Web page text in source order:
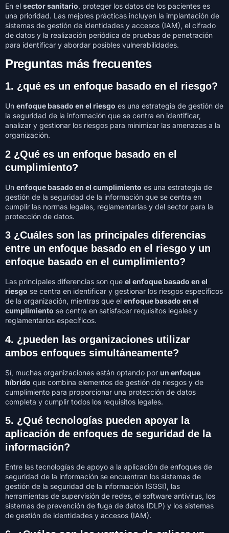
En el sector sanitario, proteger los datos de los pacientes es
una prioridad. Las mejores prácticas incluyen la implantación de
sistemas de gestión de identidades y accesos (IAM), el cifrado
de datos y la realización periódica de pruebas de penetración
para identificar y abordar posibles vulnerabilidades.
Preguntas más frecuentes
1. ¿qué es un enfoque basado en el riesgo?
Un enfoque basado en el riesgo es una estrategia de gestión de
la seguridad de la información que se centra en identificar,
analizar y gestionar los riesgos para minimizar las amenazas a la
organización.
2 ¿Qué es un enfoque basado en el
cumplimiento?
Un enfoque basado en el cumplimiento es una estrategia de
gestión de la seguridad de la información que se centra en
cumplir las normas legales, reglamentarias y del sector para la
protección de datos.
3 ¿Cuáles son las principales diferencias
entre un enfoque basado en el riesgo y un
enfoque basado en el cumplimiento?
Las principales diferencias son que el enfoque basado en el
riesgo se centra en identificar y gestionar los riesgos específicos
de la organización, mientras que el enfoque basado en el
cumplimiento se centra en satisfacer requisitos legales y
reglamentarios específicos.
4. ¿pueden las organizaciones utilizar
ambos enfoques simultáneamente?
Sí, muchas organizaciones están optando por un enfoque
híbrido que combina elementos de gestión de riesgos y de
cumplimiento para proporcionar una protección de datos
completa y cumplir todos los requisitos legales.
5. ¿Qué tecnologías pueden apoyar la
aplicación de enfoques de seguridad de la
información?
Entre las tecnologías de apoyo a la aplicación de enfoques de
seguridad de la información se encuentran los sistemas de
gestión de la seguridad de la información (SGSI), las
herramientas de supervisión de redes, el software antivirus, los
sistemas de prevención de fuga de datos (DLP) y los sistemas
de gestión de identidades y accesos (IAM).